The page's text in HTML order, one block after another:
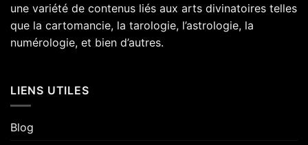
une variété de contenus liés aux arts divinatoires telles
que la cartomancie, la tarologie, l’astrologie, la
numérologie, et bien d’autres.
LIENS UTILES
Blog